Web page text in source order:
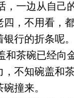
一边从自己
四，不用看，
行的折条呢。
茶碗已经向
，不知碗盖和
撞来。